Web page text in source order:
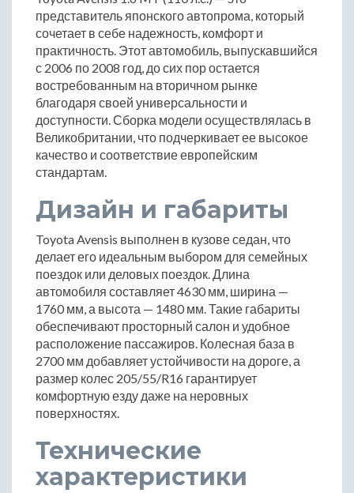
представитель японского автопрома, который
сочетает в себе надежность, комфорт и
практичность. Этот автомобиль, выпускавшийся
с 2006 по 2008 год, до сих пор остается
востребованным на вторичном рынке
благодаря своей универсальности и
доступности. Сборка модели осуществлялась в
Великобритании, что подчеркивает ее высокое
качество и соответствие европейским
стандартам.
Дизайн и габариты
Toyota Avensis выполнен в кузове седан, что
делает его идеальным выбором для семейных
поездок или деловых поездок. Длина
автомобиля составляет 4630 мм, ширина —
1760 мм, а высота — 1480 мм. Такие габариты
обеспечивают просторный салон и удобное
расположение пассажиров. Колесная база в
2700 мм добавляет устойчивости на дороге, а
размер колес 205/55/R16 гарантирует
комфортную езду даже на неровных
поверхностях.
Технические
характеристики